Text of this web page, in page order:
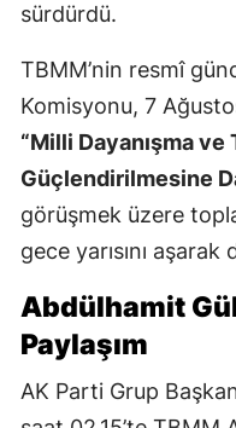
sürdürdü.
TBMM’nin resmî
Komisyonu, 7
“Milli Dayanışma
Güçlendirilmesine
görüşmek üzere
gece yarısını
Abdülhamit
Paylaşım
AK Parti Grup